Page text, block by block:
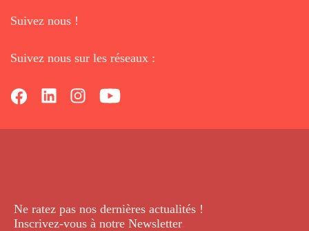
Suivez nous !
Suivez nous sur les réseaux :
Ne ratez pas nos dernières actualités !
Inscrivez-vous à notre Newsletter.